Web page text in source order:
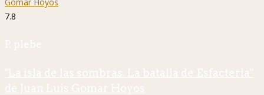
7.8
P. plebe
"La isla de las sombras. La batalla de Esfacteria"
de Juan Luis Gomar Hoyos